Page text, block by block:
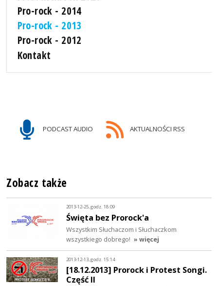
Pro-rock - 2014
Pro-rock - 2013
Pro-rock - 2012
Kontakt
PODCAST AUDIO AKTUALNOŚCI RSS
Zobacz także
2013-12-25, godz. 18:09
Święta bez Prorock'a
Wszystkim Słuchaczom i Słuchaczkom
wszystkiego dobrego! » więcej
2013-12-13, godz. 15:14
[18.12.2013] Prorock i Protest Songi.
Część II